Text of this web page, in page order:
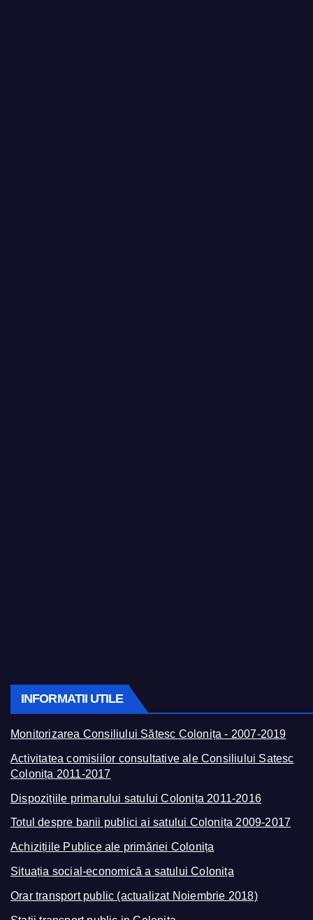
INFORMATII UTILE
Monitorizarea Consiliului Sătesc Colonița - 2007-2019
Activitatea comisiilor consultative ale Consiliului Satesc
Colonița 2011-2017
Dispozițiile primarului satului Colonița 2011-2016
Totul despre banii publici ai satului Colonița 2009-2017
Achizițiile Publice ale primăriei Colonița
Situația social-economică a satului Colonița
Orar transport public (actualizat Noiembrie 2018)